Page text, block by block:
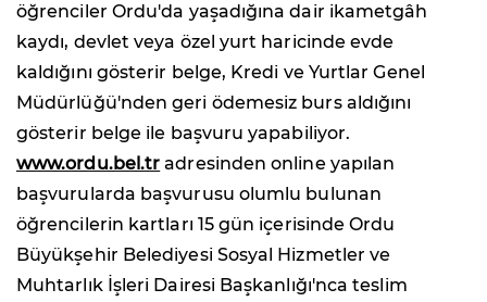
öğrenciler Ordu'da yaşadığına dair ikametgâh
kaydı, devlet veya özel yurt haricinde evde
kaldığını gösterir belge, Kredi ve Yurtlar Genel
Müdürlüğü'nden geri ödemesiz burs aldığını
gösterir belge ile başvuru yapabiliyor.
www.ordu.bel.tr adresinden online yapılan
başvurularda başvurusu olumlu bulunan
öğrencilerin kartları 15 gün içerisinde Ordu
Büyükşehir Belediyesi Sosyal Hizmetler ve
Muhtarlık İşleri Dairesi Başkanlığı'nca teslim